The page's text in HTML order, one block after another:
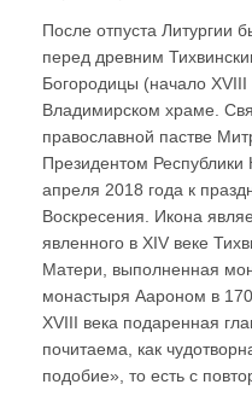
После отпуста Литургии
перед древним
Богородицы (начало
Владимирском храме.
православной пастве
Президентом
апреля 2018 года к
Воскресения. Икона
явленного в XIV веке
Матери, выполненная
монастыря Аароном в
XVIII века подаренная
почитаема, как
подобие», то есть с